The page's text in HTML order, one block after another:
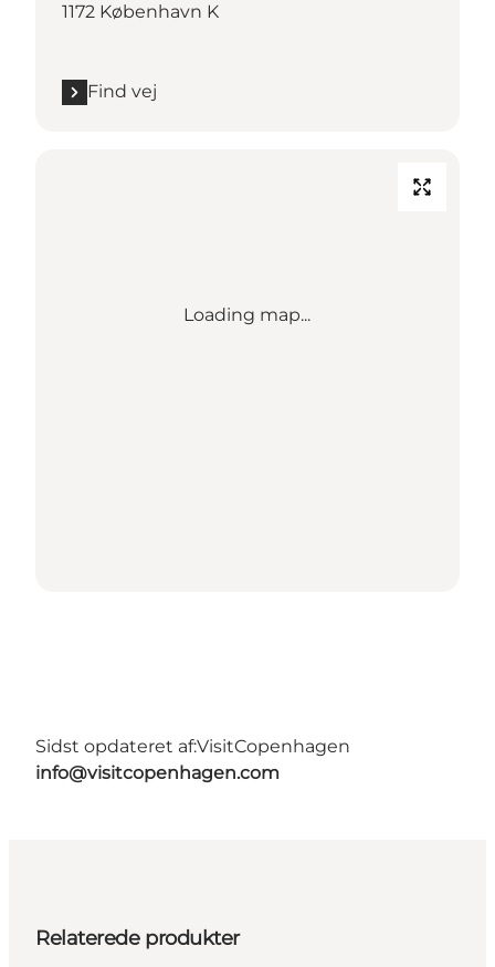
1172 København K
Find vej
Loading map...
Sidst opdateret af:VisitCopenhagen
info@visitcopenhagen.com
Relaterede produkter